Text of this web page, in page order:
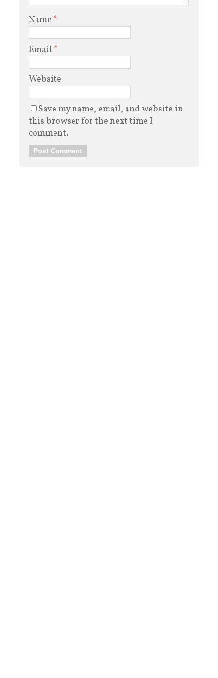
Name *
Email *
Website
Save my name, email, and website in
this browser for the next time I
comment.